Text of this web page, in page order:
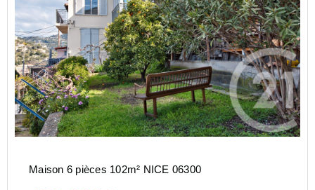
Maison 6 pièces 102m² NICE 06300